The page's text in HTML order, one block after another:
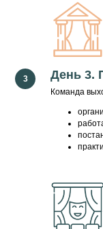
День 3.
Команда
КТО
• Окончил
• В 2013 году фильм «I
получил награду
Solidarity Shorts в